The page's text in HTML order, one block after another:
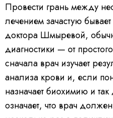
Провести грань между
лечением зачастую
доктора Шмыревой,
диагностики — от
сначала врач изучает
анализа крови и, если
назначает биохимию и
означает, что врач